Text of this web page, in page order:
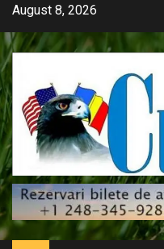
Skip
content
August 8, 2026